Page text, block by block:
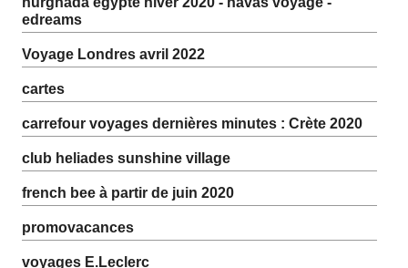
edreams
Voyage Londres avril 2022
cartes
carrefour voyages dernières minutes : Crète 2020
club heliades sunshine village
french bee à partir de juin 2020
promovacances
voyages E.Leclerc